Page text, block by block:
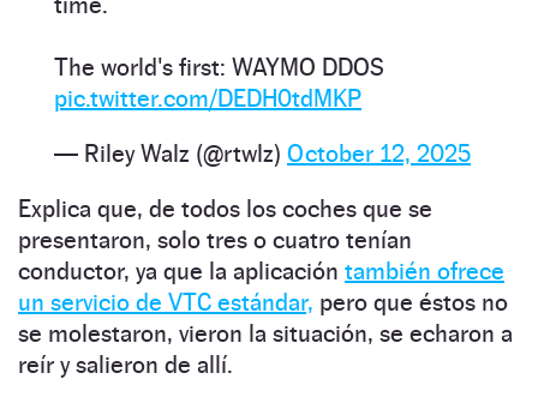
The world's first: WAYMO DDOS
pic.twitter.com/DEDH0tdMKP
— Riley Walz (@rtwlz) October 12, 2025
Explica que, de todos los coches que se
presentaron, solo tres o cuatro tenían
conductor, ya que la aplicación también ofrece
un servicio de VTC estándar, pero que éstos no
se molestaron, vieron la situación, se echaron a
reír y salieron de allí.